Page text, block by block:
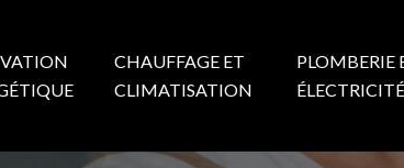
CHAUFFAGE ET
CLIMATISATION
PLOMBERIE
ÉLECTRICITÉ